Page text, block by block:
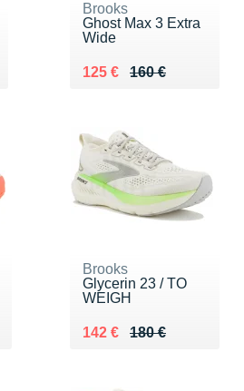
Brooks
Ghost Max 3 Extra
Wide
160 €
Au lieu de 160 €
125 €
Vendu 125 €
Brooks
Glycerin 23 / TO
WEIGH
180 €
Au lieu de 180 €
142 €
Vendu 142 €